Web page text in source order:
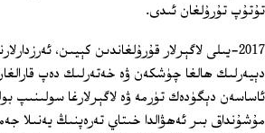
تۇتۇپ تۇرۇلغان ئىدى.
2017-يىلى لاگېرلار قۇرۇلغاندىن كېيىن،
دېيەرلىك ھالغا چۈشكەن ۋە خەتەرلىك دەپ
ئاساسەن دېگۈدەك تۈرمە ۋە لاگېرلارغا سولىنىپ
مۇشۇنداق بىر ئەھۋالدا خىتاي تەرەپنىڭ يەنىلا